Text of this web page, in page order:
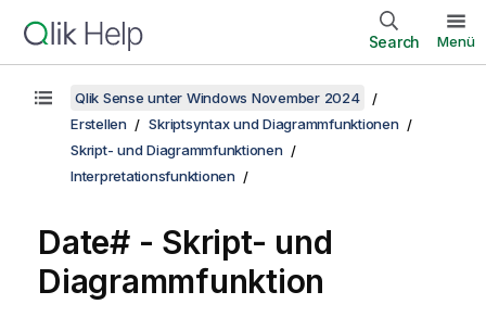
Search Menü
Qlik Sense unter Windows November 2024
Erstellen
Skriptsyntax und Diagrammfunktionen
Skript- und Diagrammfunktionen
Interpretationsfunktionen
Date# - Skript- und
Diagrammfunktion